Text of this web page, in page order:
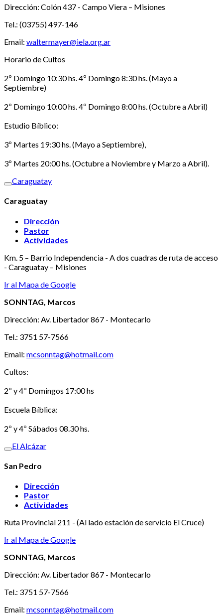
Dirección: Colón 437 - Campo Viera – Misiones
Tel.: (03755) 497-146
Email: waltermayer@iela.org.ar
Horario de Cultos
2º Domingo 10:30 hs. 4º Domingo 8:30 hs. (Mayo a
Septiembre)
2º Domingo 10:00 hs. 4º Domingo 8:00 hs. (Octubre a Abril)
Estudio Bíblico:
3º Martes 19:30 hs. (Mayo a Septiembre),
3º Martes 20:00 hs. (Octubre a Noviembre y Marzo a Abril).
Caraguatay
Caraguatay
Dirección
Pastor
Actividades
Km. 5 – Barrio Independencia - A dos cuadras de ruta de acceso
- Caraguatay – Misiones
Ir al Mapa de Google
SONNTAG, Marcos
Dirección: Av. Libertador 867 - Montecarlo
Tel.: 3751 57-7566
Email: mcsonntag@hotmail.com
Cultos:
2º y 4º Domingos 17:00 hs
Escuela Bíblica:
2º y 4º Sábados 08.30 hs.
El Alcázar
San Pedro
Dirección
Pastor
Actividades
Ruta Provincial 211 - (Al lado estación de servicio El Cruce)
Ir al Mapa de Google
SONNTAG, Marcos
Dirección: Av. Libertador 867 - Montecarlo
Tel.: 3751 57-7566
Email: mcsonntag@hotmail.com